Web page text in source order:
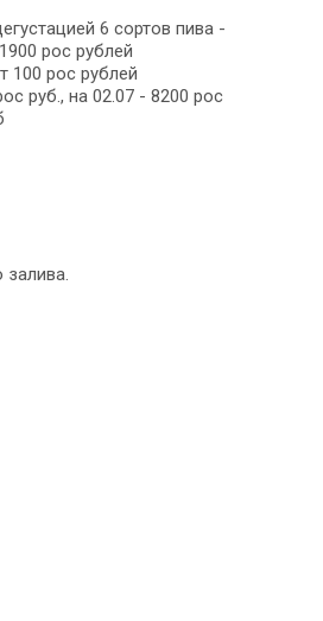
6 сортов пива -
рос рублей
100 рос рублей
руб., на 02.07 - 8200 рос